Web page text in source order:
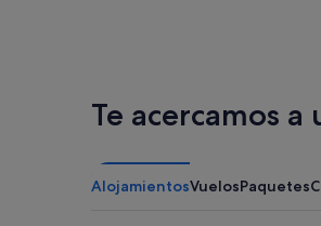
Te acercamos
AlojamientosVuelosPaquetes